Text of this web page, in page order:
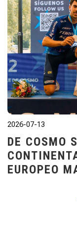
2026-07-13
DE COSMO
EUROPEO